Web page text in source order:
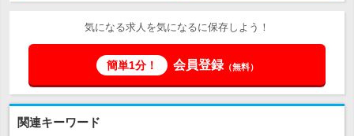
気になる求人を気になるに保存しよう！
簡単1分！ 会員登録（無料）
関連キーワード